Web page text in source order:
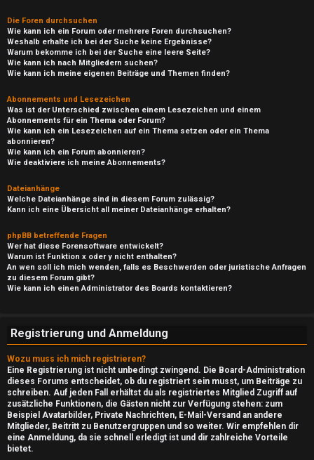
Die Foren durchsuchen
Wie kann ich ein Forum oder mehrere Foren durchsuchen?
Weshalb erhalte ich bei der Suche keine Ergebnisse?
Warum bekomme ich bei der Suche eine leere Seite?
Wie kann ich nach Mitgliedern suchen?
Wie kann ich meine eigenen Beiträge und Themen finden?
Abonnements und Lesezeichen
Was ist der Unterschied zwischen einem Lesezeichen und einem
Abonnements für ein Thema oder Forum?
Wie kann ich ein Lesezeichen auf ein Thema setzen oder ein Thema
abonnieren?
Wie kann ich ein Forum abonnieren?
Wie deaktiviere ich meine Abonnements?
Dateianhänge
Welche Dateianhänge sind in diesem Forum zulässig?
Kann ich eine Übersicht all meiner Dateianhänge erhalten?
phpBB betreffende Fragen
Wer hat diese Forensoftware entwickelt?
Warum ist Funktion x oder y nicht enthalten?
An wen soll ich mich wenden, falls es Beschwerden oder juristische Anfragen
zu diesem Forum gibt?
Wie kann ich einen Administrator des Boards kontaktieren?
Registrierung und Anmeldung
Wozu muss ich mich registrieren?
Eine Registrierung ist nicht unbedingt zwingend. Die Board-Administration
dieses Forums entscheidet, ob du registriert sein musst, um Beiträge zu
schreiben. Auf jeden Fall erhältst du als registriertes Mitglied Zugriff auf
zusätzliche Funktionen, die Gästen nicht zur Verfügung stehen: zum
Beispiel Avatarbilder, Private Nachrichten, E-Mail-Versand an andere
Mitglieder, Beitritt zu Benutzergruppen und so weiter. Wir empfehlen dir
eine Anmeldung, da sie schnell erledigt ist und dir zahlreiche Vorteile
bietet.